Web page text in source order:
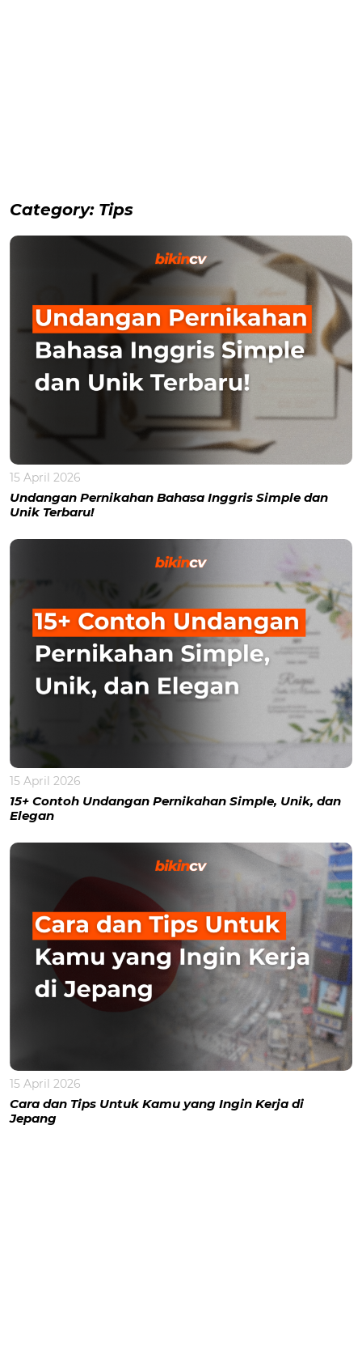
Category: Tips
15 April 2026
Undangan Pernikahan Bahasa Inggris Simple dan
Unik Terbaru!
15 April 2026
15+ Contoh Undangan Pernikahan Simple, Unik, dan
Elegan
15 April 2026
Cara dan Tips Untuk Kamu yang Ingin Kerja di
Jepang